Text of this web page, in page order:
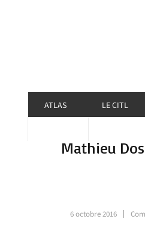
ATLAS LE CITL
Mathieu
6 octobre 2016